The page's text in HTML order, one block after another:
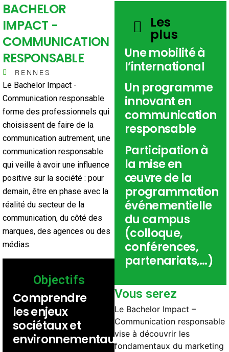
BACHELOR
IMPACT -
COMMUNICATION
RESPONSABLE
RENNES
Le Bachelor Impact -
Communication responsable
forme des professionnels qui
choisissent de faire de la
communication autrement, une
communication responsable
qui veille à avoir une influence
positive sur la société : pour
demain, être en phase avec la
réalité du secteur de la
communication, du côté des
marques, des agences ou des
médias.
Objectifs
Comprendre
les enjeux
sociétaux et
environnementaux
Les
plus
Une mobilité à
l’international
Un programme
innovant en
communication
responsable
Participation à
la mise en
œuvre de la
programmation
événementielle
du campus
(colloque,
conférences,
partenariats,…)
Vous serez
Le Bachelor Impact –
Communication responsable
vise à découvrir les
fondamentaux du marketing